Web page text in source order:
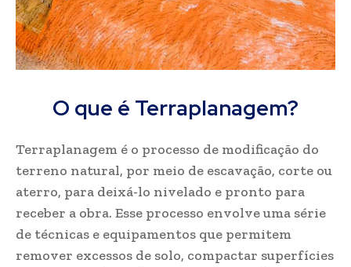
O que é Terraplanagem?
Terraplanagem é o processo de modificação do
terreno natural, por meio de escavação, corte ou
aterro, para deixá-lo nivelado e pronto para
receber a obra. Esse processo envolve uma série
de técnicas e equipamentos que permitem
remover excessos de solo, compactar superfícies